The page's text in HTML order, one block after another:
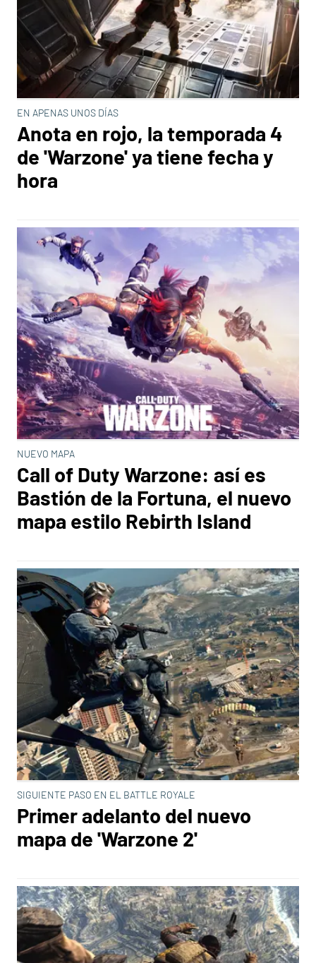
EN APENAS UNOS DÍAS
Anota en rojo, la temporada 4
de 'Warzone' ya tiene fecha y
hora
NUEVO MAPA
Call of Duty Warzone: así es ​​
Bastión de la Fortuna, el nuevo
mapa estilo Rebirth Island
SIGUIENTE PASO EN EL BATTLE ROYALE
Primer adelanto del nuevo
mapa de 'Warzone 2'